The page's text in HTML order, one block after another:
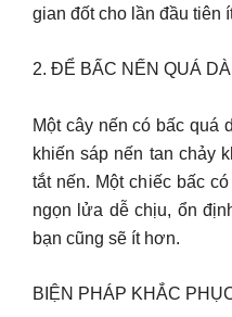
gian đốt cho lần đầu tiên
2. ĐỂ BẤC NẾN QUÁ
Một cây nến có bấc quá
khiến sáp nến tan chảy
tắt nến. Một chiếc bấc
ngọn lửa dễ chịu, ổn
bạn cũng sẽ ít hơn.
BIỆN PHÁP KHẮC